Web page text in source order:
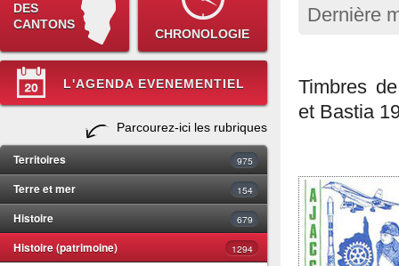
DES
CANTONS
CHRONOLOGIE
L'AGENDA EVENEMENTIEL
Parcourez-ici les rubriques
Territoires 975
Terre et mer 154
Histoire 679
Histoire (patrimoine) 1294
Dernière
Timbres
et Bastia